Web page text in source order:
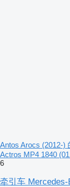
Antos Arocs (2012-)
Actros MP4 1840
6
牵引车